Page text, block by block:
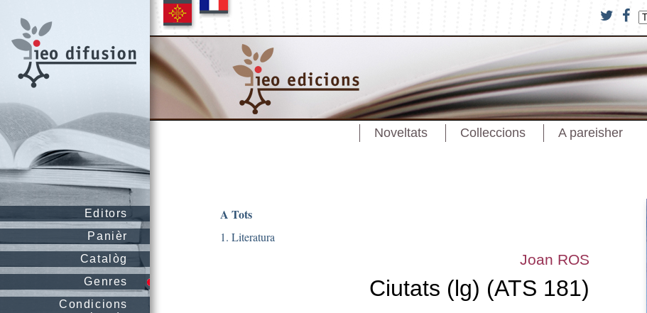
Editors
Panièr
Catalòg
Genres
Condicions
Noveltats Colleccions A pareisher
A Tots
1. Literatura
Joan ROS
Ciutats (lg) (ATS 181)